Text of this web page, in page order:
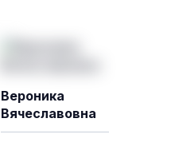
Вероника
Вячеславовна